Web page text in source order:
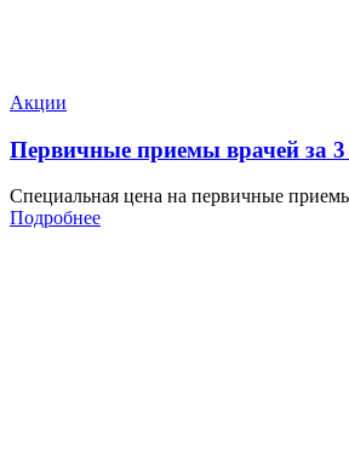
Акции
Первичные приемы врачей за 3
Специальная цена на первичные
Подробнее